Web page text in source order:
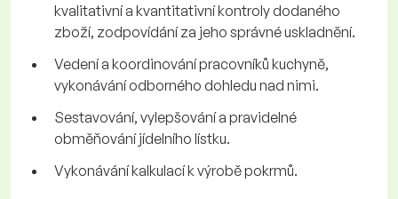
kvalitativní a kvantitativní kontroly dodaného
zboží, zodpovídání za jeho správné uskladnění.
Vedení a koordinování pracovníků kuchyně,
vykonávání odborného dohledu nad nimi.
Sestavování, vylepšování a pravidelné
obměňování jídelního lístku.
Vykonávání kalkulací k výrobě pokrmů.